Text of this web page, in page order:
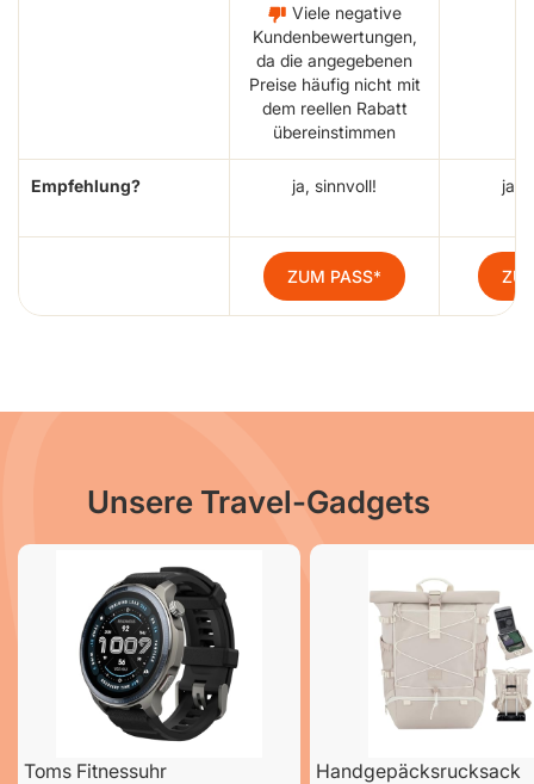
Viele negative
Kundenbewertungen,
da die angegebenen
Preise häufig nicht mit
dem reellen Rabatt
übereinstimmen
Empfehlung? ja, sinnvoll! ja,
ZUM PASS
Unsere Travel-Gadgets
Toms Fitnessuhr Handgepäcksrucksack